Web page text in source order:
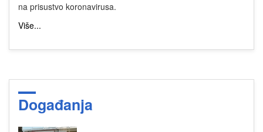
na prisustvo koronavirusa.
Više...
Događanja